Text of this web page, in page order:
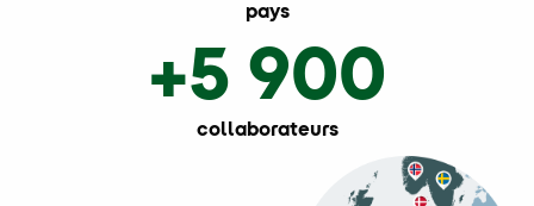
pays
+5 900
collaborateurs